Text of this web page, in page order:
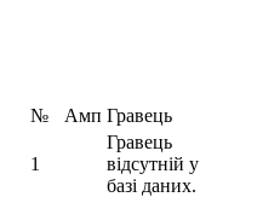
№ Амп Гравець
1
Гравець
відсутній у
базі даних.